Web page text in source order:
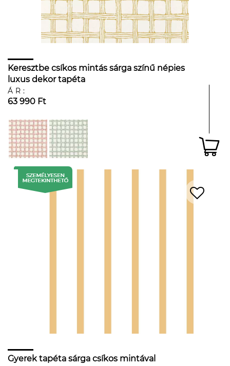
Keresztbe csíkos mintás sárga színű népies
luxus dekor tapéta
ÁR:
63 990 Ft
Gyerek tapéta sárga csíkos mintával